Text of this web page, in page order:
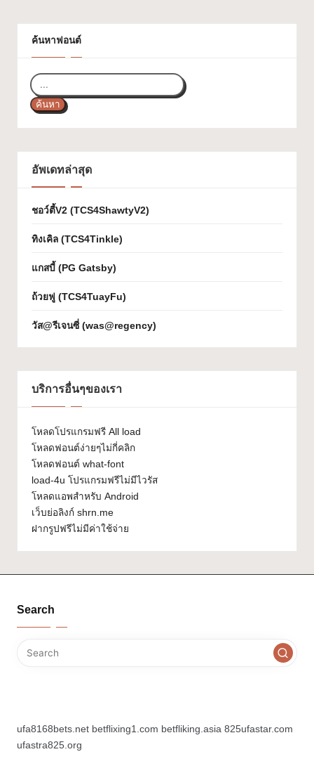
ทุ
ก
โ
ป
ร
เจ
ก
ต์
W
h
at
-
F
o
n
t
ค้นหาฟอนต์
ค้นหา
อัพเดทล่าสุด
ชอว์ตี้V2 (TCS4ShawtyV2)
ทิงเคิล (TCS4Tinkle)
แกสบี้ (PG Gatsby)
ถ้วยฟู (TCS4TuayFu)
วัส@รีเจนซี่ (was@regency)
บริการอื่นๆของเรา
โหลดโปรแกรมฟรี All load
โหลดฟอนต์ง่ายๆไม่กี่คลิก
โหลดฟอนต์ what-font
load-4u โปรแกรมฟรีไม่มีไวรัส
โหลดแอพสำหรับ Android
เว็บย่อลิงก์ shrn.me
ฝากรูปฟรีไม่มีค่าใช้จ่าย
Search
ufa8168bets.net betflixing1.com betfliking.asia 825ufastar.com
ufastra825.org